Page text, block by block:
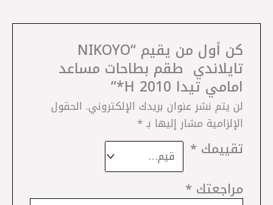
كن أول من يقيم “NIKOYO
تايلاندي ‎ طقم بطاحات مساعد
امامي تيدا 2010 H*”
لن يتم نشر عنوان بريدك الإلكتروني. الحقول
الإلزامية مشار إليها بـ*
تقييمك*
مراجعتك*